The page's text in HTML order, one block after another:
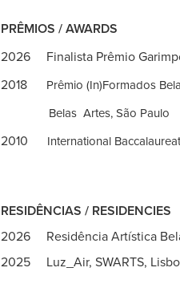
PRÊMIOS / AWARDS
2026 Finalista Prêmio
2018 Prêmio (In)Formados
Belas Artes, São Paulo
2010 International
RESIDÊNCIAS / RESIDENCIES
2026 Residência Artística
2025 Luz_Air, SWARTS,